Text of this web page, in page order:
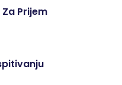
Prijem